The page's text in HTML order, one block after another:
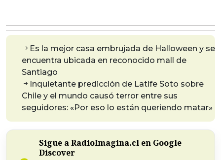
Es la mejor casa embrujada de Halloween y se
encuentra ubicada en reconocido mall de
Santiago
Inquietante predicción de Latife Soto sobre
Chile y el mundo causó terror entre sus
seguidores: «Por eso lo están queriendo matar»
Sigue a RadioImagina.cl en Google
Discover